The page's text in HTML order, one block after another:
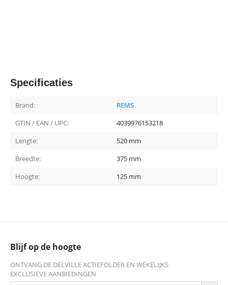
Specificaties
Brand:
REMS
GTIN / EAN / UPC:
4039976153218
Lengte:
520 mm
Breedte:
375 mm
Hoogte:
125 mm
Blijf op de hoogte
ONTVANG DE DELVILLE ACTIEFOLDER EN WEKELIJKS
EXCLUSIEVE AANBIEDINGEN